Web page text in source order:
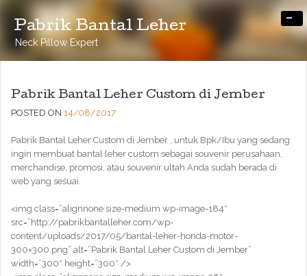
Pabrik Bantal Leher
Neck Pillow Expert
-
Pabrik Bantal Leher Custom di Jember
POSTED ON 14/08/2017
Pabrik Bantal Leher Custom di Jember , untuk Bpk/Ibu yang sedang
ingin membuat bantal leher custom sebagai souvenir perusahaan,
merchandise, promosi, atau souvenir ultah Anda sudah berada di
web yang sesuai.
<img class=”alignnone size-medium wp-image-184″
src=”http://pabrikbantalleher.com/wp-
content/uploads/2017/05/bantal-leher-honda-motor-
300×300.png” alt=”Pabrik Bantal Leher Custom di Jember”
width=”300″ height=”300″ />